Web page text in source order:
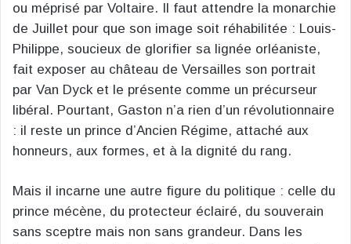
ou méprisé par Voltaire. Il faut attendre la monarchie
de Juillet pour que son image soit réhabilitée : Louis-
Philippe, soucieux de glorifier sa lignée orléaniste,
fait exposer au château de Versailles son portrait
par Van Dyck et le présente comme un précurseur
libéral. Pourtant, Gaston n’a rien d’un révolutionnaire
: il reste un prince d’Ancien Régime, attaché aux
honneurs, aux formes, et à la dignité du rang.
Mais il incarne une autre figure du politique : celle du
prince mécène, du protecteur éclairé, du souverain
sans sceptre mais non sans grandeur. Dans les